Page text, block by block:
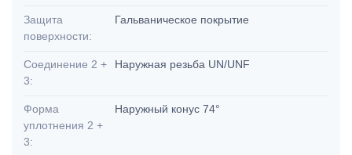
Защита
поверхности:
Гальваническое покрытие
Соединение 2 +
3:
Наружная резьба UN/UNF
Форма
уплотнения 2 +
3:
Наружный конус 74°